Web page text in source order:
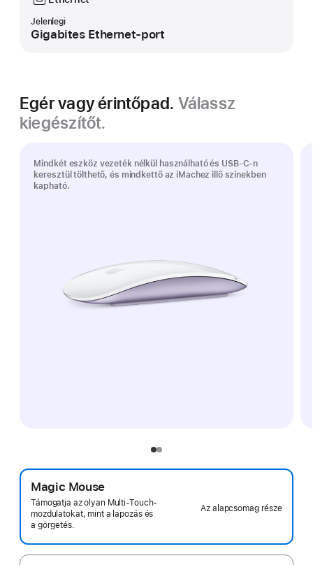
Jelenlegi
Gigabites Ethernet-port
Egér vagy érintőpad. Válassz
kiegészítőt.
Mindkét eszköz vezeték nélkül használható és USB-C-n
keresztül tölthető, és mindkettő az iMachez illő színekben
kapható.
Magic Mouse
Támogatja az olyan Multi‑Touch-
mozdulatokat, mint a lapozás és
a görgetés.
Az alapcsomag része